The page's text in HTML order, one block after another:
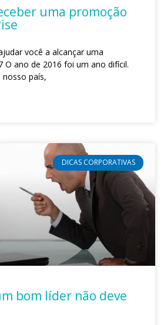
uma promoção
você a alcançar uma
O ano de 2016 foi um ano difícil.
país,
DICAS CORPORATIVAS
bom líder não deve